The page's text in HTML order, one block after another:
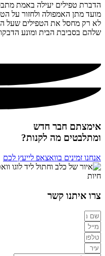
הדברת טפילים יעילה באמת
מועד מתן האמפולה ולחזור על
לא רק מחסל את הטפילים שעל
שלהם בסביבת הבית ומונע
אימצתם חבר חדש
ומתלבטים מה לקנות?
אנחנו זמינים בוואצאפ לייעץ לכם
צרו איתנו קשר